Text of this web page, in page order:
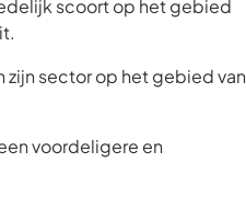
scoort op het gebied
sector op het gebied van
voordeligere en